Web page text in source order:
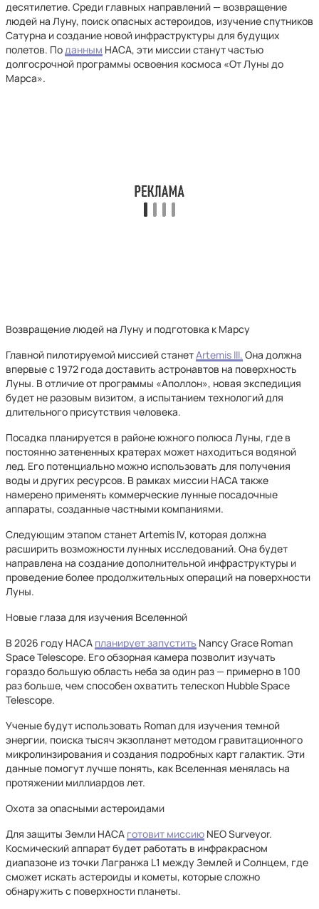
десятилетие. Среди главных направлений — возвращение
людей на Луну, поиск опасных астероидов, изучение спутников
Сатурна и создание новой инфраструктуры для будущих
полетов. Поданным НАСА, эти миссии станут частью
долгосрочной программы освоения космоса «От Луны до
Марса».
Возвращение людей на Луну и подготовка к Марсу
Главной пилотируемой миссией станетArtemis III. Она должна
впервые с 1972 года доставить астронавтов на поверхность
Луны. В отличие от программы «Аполлон», новая экспедиция
будет не разовым визитом, а испытанием технологий для
длительного присутствия человека.
Посадка планируется в районе южного полюса Луны, где в
постоянно затененных кратерах может находиться водяной
лед. Его потенциально можно использовать для получения
воды и других ресурсов. В рамках миссии НАСА также
намерено применять коммерческие лунные посадочные
аппараты, созданные частными компаниями.
Следующим этапом станет Artemis IV, которая должна
расширить возможности лунных исследований. Она будет
направлена на создание дополнительной инфраструктуры и
проведение более продолжительных операций на поверхности
Луны.
Новые глаза для изучения Вселенной
В 2026 году НАСА планирует запустить Nancy Grace Roman
Space Telescope. Его обзорная камера позволит изучать
гораздо большую область неба за один раз — примерно в 100
раз больше, чем способен охватить телескоп Hubble Space
Telescope.
Ученые будут использовать Roman для изучения темной
энергии, поиска тысяч экзопланет методом гравитационного
микролинзирования и создания подробных карт галактик. Эти
данные помогут лучше понять, как Вселенная менялась на
протяжении миллиардов лет.
Охота за опасными астероидами
Для защиты Земли НАСА готовит миссию NEO Surveyor.
Космический аппарат будет работать в инфракрасном
диапазоне из точки Лагранжа L1 между Землей и Солнцем, где
сможет искать астероиды и кометы, которые сложно
обнаружить с поверхности планеты.